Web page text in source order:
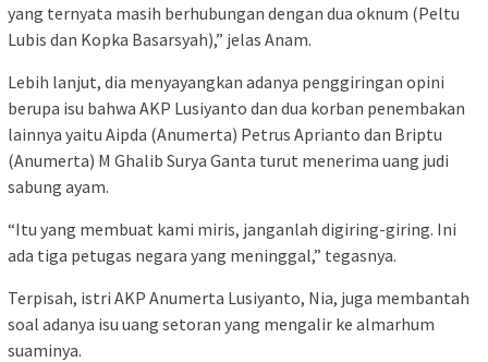
yang ternyata masih berhubungan dengan dua oknum (Peltu
Lubis dan Kopka Basarsyah),” jelas Anam.
Lebih lanjut, dia menyayangkan adanya penggiringan opini
berupa isu bahwa AKP Lusiyanto dan dua korban penembakan
lainnya yaitu Aipda (Anumerta) Petrus Aprianto dan Briptu
(Anumerta) M Ghalib Surya Ganta turut menerima uang judi
sabung ayam.
“Itu yang membuat kami miris, janganlah digiring-giring. Ini
ada tiga petugas negara yang meninggal,” tegasnya.
Terpisah, istri AKP Anumerta Lusiyanto, Nia, juga membantah
soal adanya isu uang setoran yang mengalir ke almarhum
suaminya.